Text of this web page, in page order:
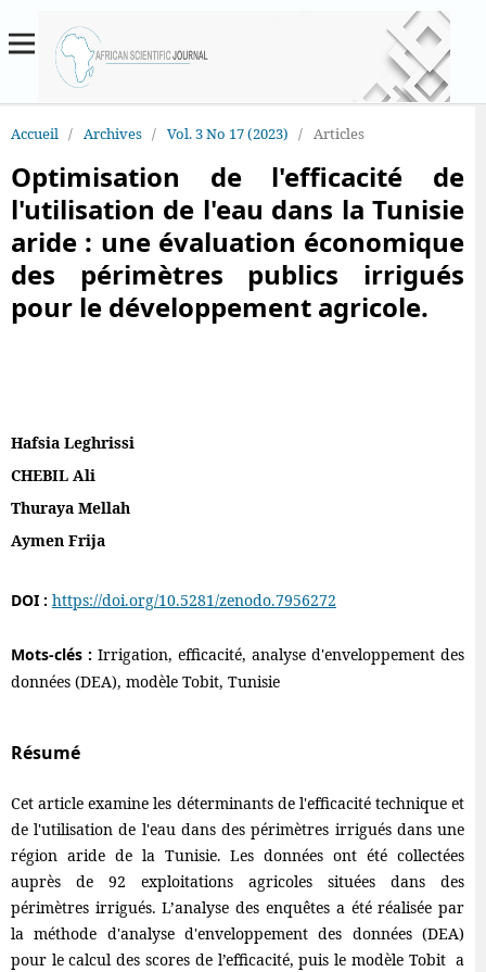
Accueil / Archives / Vol. 3 No 17 (2023) / Articles
Optimisation de l'efficacité de
l'utilisation de l'eau dans la Tunisie
aride : une évaluation économique
des périmètres publics irrigués
pour le développement agricole.
Hafsia Leghrissi
CHEBIL Ali
Thuraya Mellah
Aymen Frija
DOI : https://doi.org/10.5281/zenodo.7956272
Mots-clés : Irrigation, efficacité, analyse d'enveloppement des
données (DEA), modèle Tobit, Tunisie
Résumé
Cet article examine les déterminants de l'efficacité technique et
de l'utilisation de l'eau dans des périmètres irrigués dans une
région aride de la Tunisie. Les données ont été collectées
auprès de 92 exploitations agricoles situées dans des
périmètres irrigués. L’analyse des enquêtes a été réalisée par
la méthode d'analyse d'enveloppement des données (DEA)
pour le calcul des scores de l’efficacité, puis le modèle Tobit a